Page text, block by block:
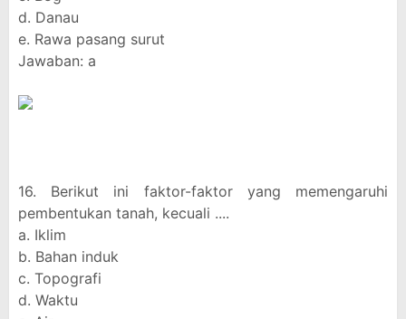
d. Danau
e. Rawa pasang surut
Jawaban: a
16. Berikut ini faktor-faktor yang memengaruhi
pembentukan tanah, kecuali ....
a. Iklim
b. Bahan induk
c. Topografi
d. Waktu